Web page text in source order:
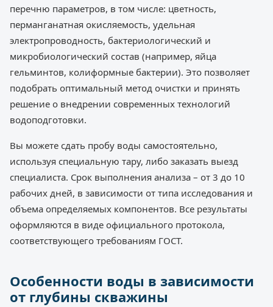
перечню параметров, в том числе: цветность,
перманганатная окисляемость, удельная
электропроводность, бактериологический и
микробиологический состав (например, яйца
гельминтов, колиформные бактерии). Это позволяет
подобрать оптимальный метод очистки и принять
решение о внедрении современных технологий
водоподготовки.
Вы можете сдать пробу воды самостоятельно,
используя специальную тару, либо заказать выезд
специалиста. Срок выполнения анализа – от 3 до 10
рабочих дней, в зависимости от типа исследования и
объема определяемых компонентов. Все результаты
оформляются в виде официального протокола,
соответствующего требованиям ГОСТ.
Особенности воды в зависимости
от глубины скважины